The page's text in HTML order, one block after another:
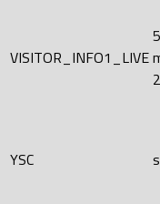
VISITOR_INFO1_LIVE
5
YSC